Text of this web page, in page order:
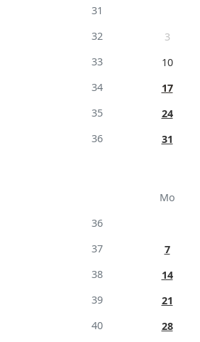
31
32
3
33
10
34
17
35
24
36
31
Mo
36
37
7
38
14
39
21
40
28